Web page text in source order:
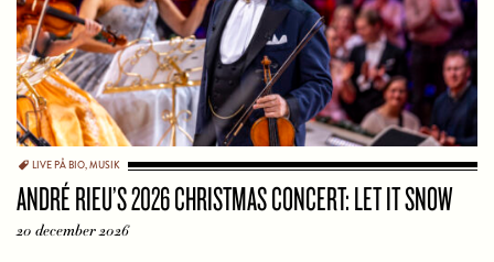
LIVE PÅ BIO,MUSIK
ANDRÉ RIEU’S 2026 CHRISTMAS CONCERT: LET IT SNOW
20 december 2026